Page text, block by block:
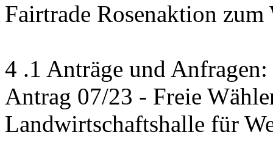
Fairtrade Rosenaktion
4 .1 Anträge und Anfragen:
Antrag 07/23 - Freie
Landwirtschaftshalle für